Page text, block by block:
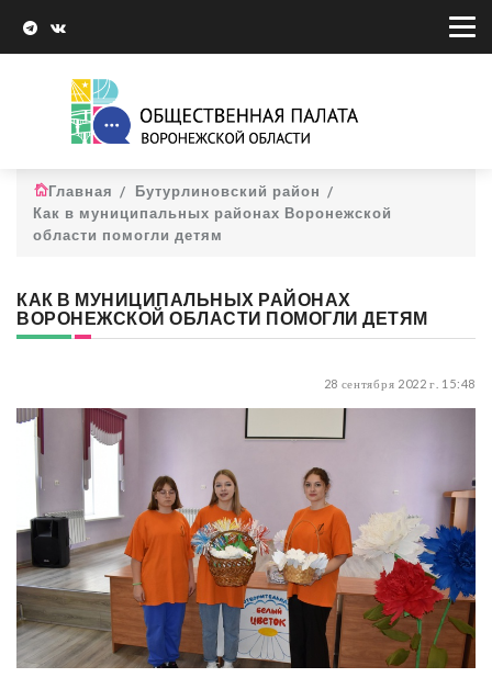
Главная
Бутурлиновский район
Как в муниципальных районах Воронежской
области помогли детям
КАК В МУНИЦИПАЛЬНЫХ РАЙОНАХ
ВОРОНЕЖСКОЙ ОБЛАСТИ ПОМОГЛИ ДЕТЯМ
28 сентября 2022 г. 15:48